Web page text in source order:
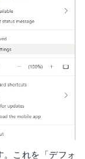
。これを「デフォ